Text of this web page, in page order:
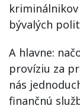
kriminálnikov
bývalých
A hlavne:
províziu za
nás
finančnú